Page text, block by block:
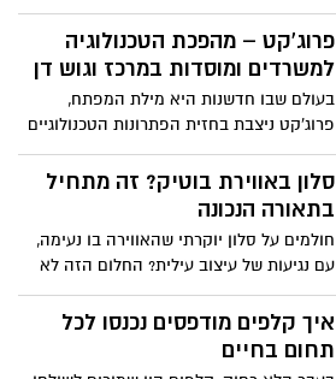
ושינתה כמעט כל תחום, החל מפיתוח תוכנה
ועד יצירת אמנות. בעולם קידום האתרים, ה-
AI הפכה במהירות לכלי עבודה עוצמתי
עסקים. מצד אחד, היא מציעה פוטנציאל
אדיר לאוטומציה, ניתוח נתונים בקנה מידה
האם שימוש בבינה מלאכותית עלול לפגוע
באותנטיות של המותג, או גרוע מכך, להוביל
לענישה על ידי מנועי החיפוש.
פרוג'קט – מהפכת הטכנולוגיה
למשרדים ומוסדות במרכז וגוש דן
בעולם שבו חדשנות היא מילת המפתח,
פרוג'קט ניצבת בחזית הפתרונות הטכנולוגיים
למשרדים ולמוסדות באזור המרכז וגוש דן. עם
ניסיון של למעלה משני עשורים, הובלה
מקצועית של אביעד אסולין, ותודעת שירות
עסקים, חברות, מוסדות ציבוריים וארגונים
המחפשים להקים סביבה חכמה, בטוחה
ומתפקדת בקדמת הטכנולוגיה.
סלון באווירת בוטיק? זה מתחיל
בתאורה הנכונה
חולמים על סלון יוקרתי שהאווירה בו נעימה,
עם נגיעות של עיצוב עילית? החלום הזה לא
חייב להישאר בפינטרסט, למעשה, הדרך הכי
פשוטה, נגישה ואפקטיבית לשדרוג הסלון
מתחילה דווקא בתאורה. אבל לא סתם
איך קלפים מודפסים נכנסו לכל
תחום בחיים